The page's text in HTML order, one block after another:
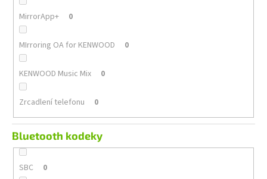
MirrorApp+ 0
MIrroring OA for KENWOOD 0
KENWOOD Music Mix 0
Zrcadlení telefonu 0
Bluetooth kodeky
SBC 0